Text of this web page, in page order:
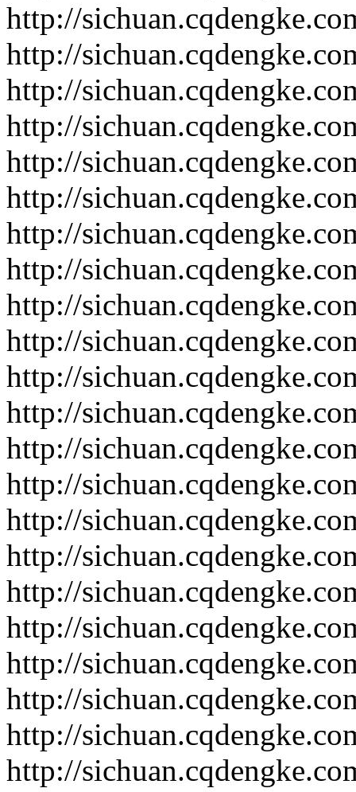
http://
http://
http://
http://
http://
http://
http://
http://
http://
http://
http://
http://
http://
http://
http://
http://
http://
http://
http://
http://
http://
http://